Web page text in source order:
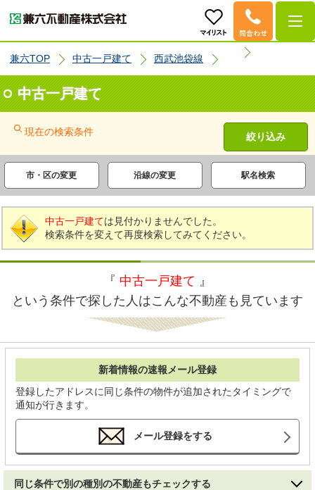
兼六TOP 中古一戸建て 西武池袋線
中古一戸建て
現在の検索条件 絞り込み
市・区の変更 沿線の変更 駅名検索
中古一戸建ては見付かりませんでした。
検索条件を変えて再度検索してみてください。
『 中古一戸建て 』
という条件で探した人はこんな不動産も見ています
新着情報の速報メール登録
登録したアドレスに同じ条件の物件が追加されたタイミングで
通知が行きます。
メール登録をする
同じ条件で別の種別の不動産もチェックする